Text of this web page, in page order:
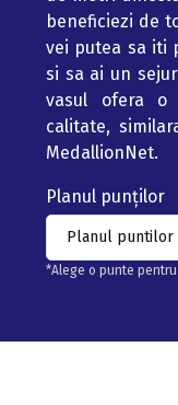
beneficiezi de
vei putea sa iti
si sa ai un
vasul ofera o
calitate,
MedallionNet.
Planul punților
Planul puntilor
*Alege o punte